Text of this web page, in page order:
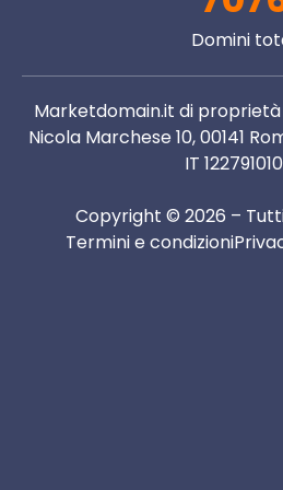
Domini
Marketdomain.it di proprietà
Nicola Marchese 10, 00141
IT
Copyright © 2026 –
Termini e condizioni